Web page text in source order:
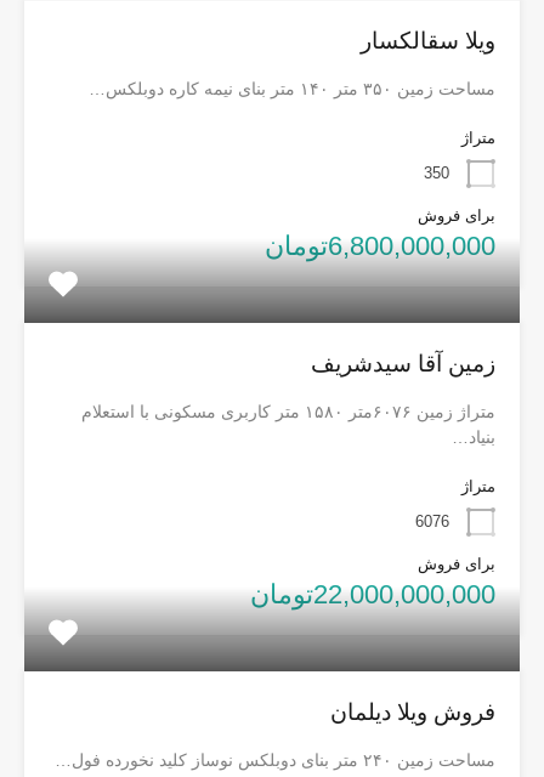
ویلا سقالکسار
مساحت زمین ۳۵۰ متر ۱۴۰ متر بنای نیمه کاره دوبلکس…
متراژ
350
برای فروش
6,800,000,000تومان
زمین آقا سیدشریف
متراژ زمین ۶۰۷۶متر ۱۵۸۰ متر کاربری مسکونی با استعلام
بنیاد…
متراژ
6076
برای فروش
22,000,000,000تومان
فروش ویلا دیلمان
مساحت زمین ۲۴۰ متر بنای دوبلکس نوساز کلید نخورده فول…